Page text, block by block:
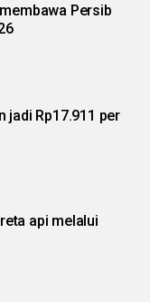
Persib
jadi Rp17.911 per
api melalui